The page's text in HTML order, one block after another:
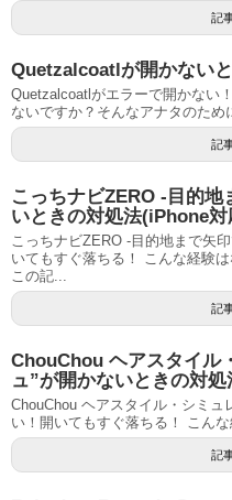
記
Quetzalcoatlが開かない
Quetzalcoatlがエラーで開かない
ないですか？そんなアナタのため
記
こっちナビZERO -目的
いときの対処法(iPhone対
こっちナビZERO -目的地まで矢
いてもすぐ落ちる！ こんな経験
この記...
記
ChouChou ヘアスタイル
ュ”が開かないときの対
ChouChou ヘアスタイル・シミ
い！開いてもすぐ落ちる！ こん
記